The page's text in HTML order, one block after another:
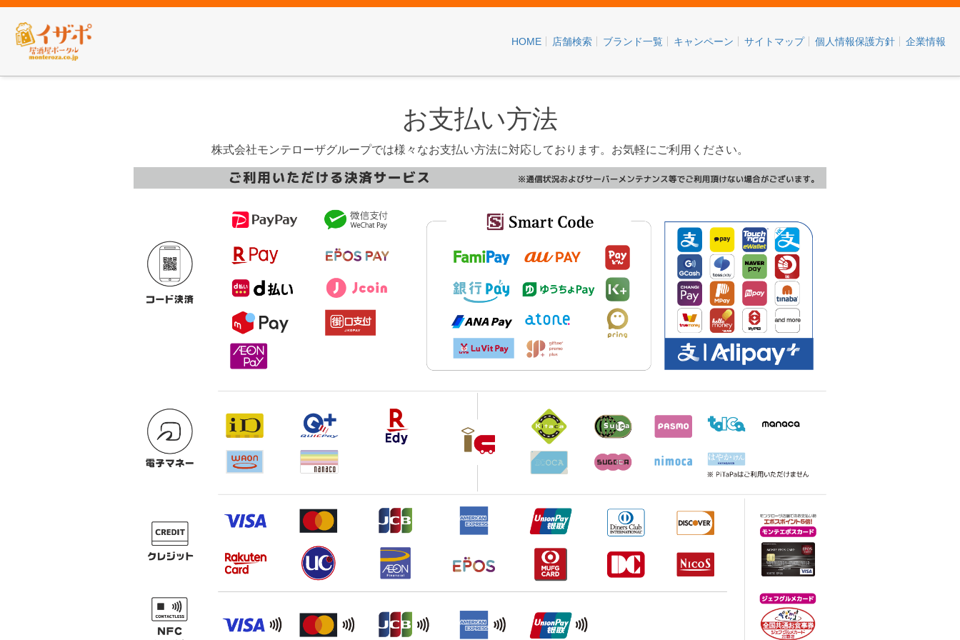
HOME 店舗検索 ブランド一覧 キャンペーン サイトマップ 個人情報保護方針 企業情報
お支払い方法
株式会社モンテローザグループでは様々なお支払い方法に対応しております。お気軽にご利用ください。